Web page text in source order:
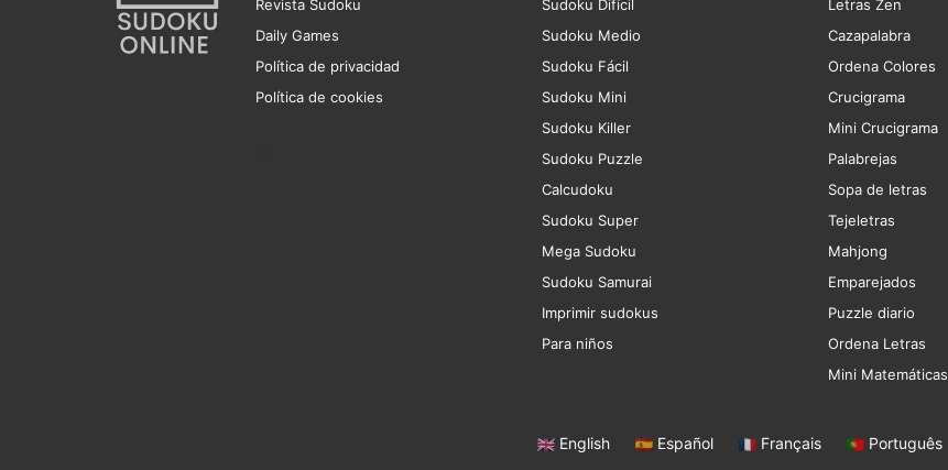
Revista Sudoku
Daily Games
Política de privacidad
Política de cookies
Sudoku Difícil
Sudoku Medio
Sudoku Fácil
Sudoku Mini
Sudoku Killer
Sudoku Puzzle
Calcudoku
Sudoku Super
Mega Sudoku
Sudoku Samurai
Imprimir sudokus
Para niños
Letras Zen
Cazapalabra
Ordena Colores
Crucigrama
Mini Crucigrama
Palabrejas
Sopa de letras
Tejeletras
Mahjong
Emparejados
Puzzle diario
Ordena Letras
Mini Matemáticas
English Español Français Português